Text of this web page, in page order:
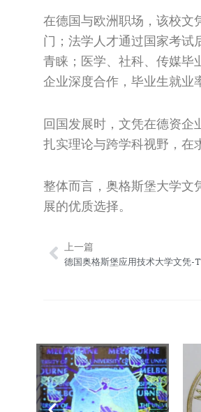
在德国与欧洲职场，该校文
门；法学人才通过国家考试
青睐；医学、社科、传媒毕
企业深度合作，毕业生就业
回国发展时，文凭在德资企
扎实理论与跨学科视野，在
整体而言，奥格斯堡大学文
展的优质选择。
Prev
上一篇
德国奥格斯堡应用技术大学文凭-